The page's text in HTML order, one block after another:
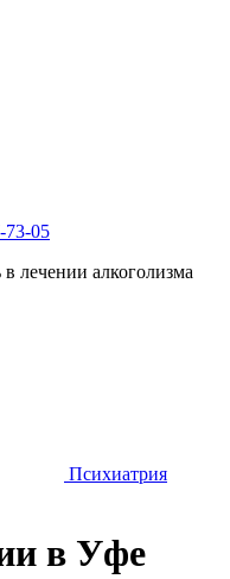
73-05
лечении алкоголизма
Психиатрия
в Уфе